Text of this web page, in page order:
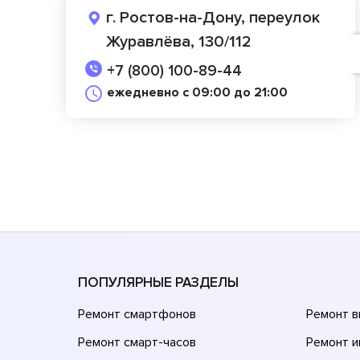
г. Ростов-на-Дону, переулок
Журавлёва, 130/112
+7 (800) 100-89-44
ежедневно с 09:00 до 21:00
ПОПУЛЯРНЫЕ РАЗДЕЛЫ
Ремонт смартфонов
Ремонт смарт-часов
Ремонт
Ремонт